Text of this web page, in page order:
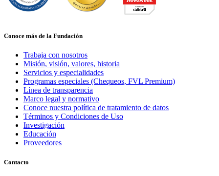
Conoce más de la Fundación
Trabaja con nosotros
Misión, visión, valores, historia
Servicios y especialidades
Programas especiales (Chequeos, FVL Premium)
Línea de transparencia
Marco legal y normativo
Conoce nuestra política de tratamiento de datos
Términos y Condiciones de Uso
Investigación
Educación
Proveedores
Contacto